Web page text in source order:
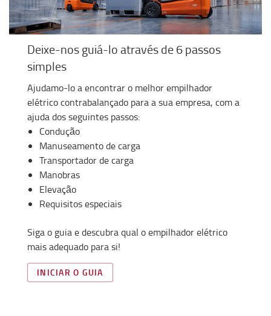
Deixe-nos guiá-lo através de 6 passos
simples
Ajudamo-lo a encontrar o melhor empilhador
elétrico contrabalançado para a sua empresa, com a
ajuda dos seguintes passos:
Condução
Manuseamento de carga
Transportador de carga
Manobras
Elevação
Requisitos especiais
Siga o guia e descubra qual o empilhador elétrico
mais adequado para si!
INICIAR O GUIA